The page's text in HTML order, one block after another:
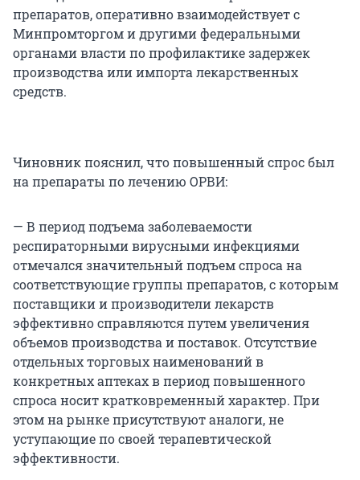
препаратов, оперативно взаимодействует с
Минпромторгом и другими федеральными
органами власти по профилактике задержек
производства или импорта лекарственных
средств.
Чиновник пояснил, что повышенный спрос был
на препараты по лечению ОРВИ:
— В период подъема заболеваемости
респираторными вирусными инфекциями
отмечался значительный подъем спроса на
соответствующие группы препаратов, с которым
поставщики и производители лекарств
эффективно справляются путем увеличения
объемов производства и поставок. Отсутствие
отдельных торговых наименований в
конкретных аптеках в период повышенного
спроса носит кратковременный характер. При
этом на рынке присутствуют аналоги, не
уступающие по своей терапевтической
эффективности.